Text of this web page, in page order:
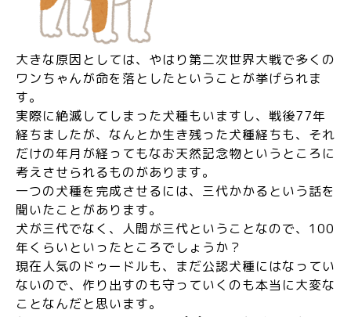
大きな原因としては、やはり第二次世界大戦で多くの
ワンちゃんが命を落としたということが挙げられま
す。
実際に絶滅してしまった犬種もいますし、戦後77年
経ちましたが、なんとか生き残った犬種経ちも、それ
だけの年月が経ってもなお天然記念物というところに
考えさせられるものがあります。
一つの犬種を完成させるには、三代かかるという話を
聞いたことがあります。
犬が三代でなく、人間が三代ということなので、100
年くらいといったところでしょうか？
現在人気のドゥードルも、まだ公認犬種にはなってい
ないので、作り出すのも守っていくのも本当に大変な
ことなんだと思います。